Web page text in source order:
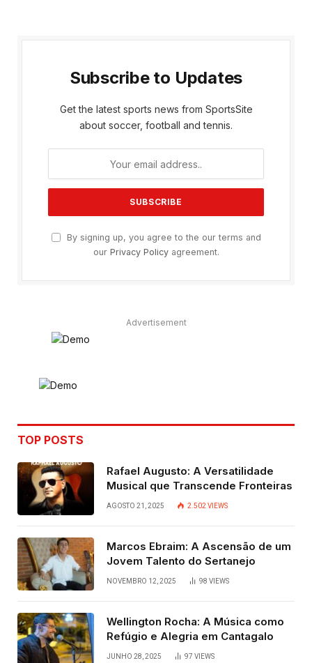
Subscribe to Updates
Get the latest sports news from SportsSite
about soccer, football and tennis.
By signing up, you agree to the our terms and
our Privacy Policyagreement.
Advertisement
TOP POSTS
Rafael Augusto: A Versatilidade
Musical que Transcende Fronteiras
AGOSTO 21, 2025 2.502VIEWS
Marcos Ebraim: A Ascensão de um
Jovem Talento do Sertanejo
NOVEMBRO 12, 2025 98 VIEWS
Wellington Rocha: A Música como
Refúgio e Alegria em Cantagalo
JUNHO 28, 2025 97 VIEWS